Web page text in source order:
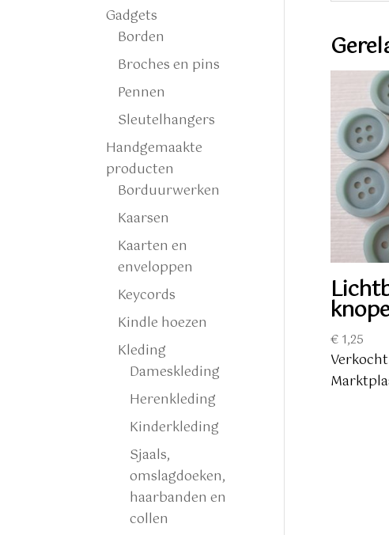
€1,25
Gadgets
Borden
Broches en pins
Pennen
Sleutelhangers
Handgemaakte
producten
Borduurwerken
Kaarsen
Kaarten en
enveloppen
Keycords
Kindle hoezen
Kleding
Dameskleding
Herenkleding
Kinderkleding
Sjaals,
omslagdoeken,
haarbanden en
collen